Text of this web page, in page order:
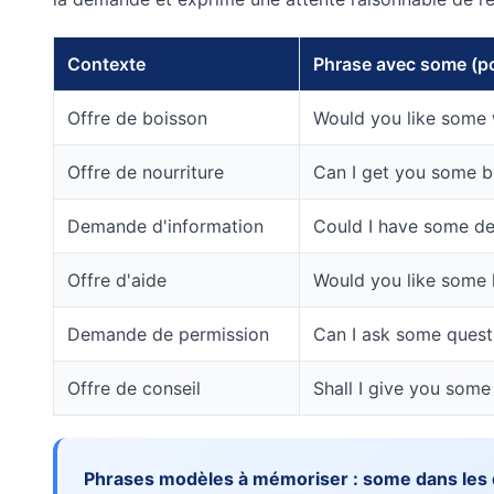
Contexte Phrase avec some
Offre de boisson Would you like some
Offre de nourriture Can I get you some
Demande d'information Could I have some
Offre d'aide Would you like
Demande de permission Can I ask some
Offre de conseil Shall I give you
Phrases modèles à mémoriser : some dans